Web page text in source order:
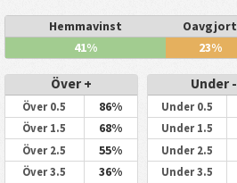
Hemmavinst Oavgjort
41%
23%
Över +
Över 0.5 86%
Över 1.5 68%
Över 2.5 55%
Över 3.5 36%
Under -
Under 0.5
Under 1.5
Under 2.5
Under 3.5